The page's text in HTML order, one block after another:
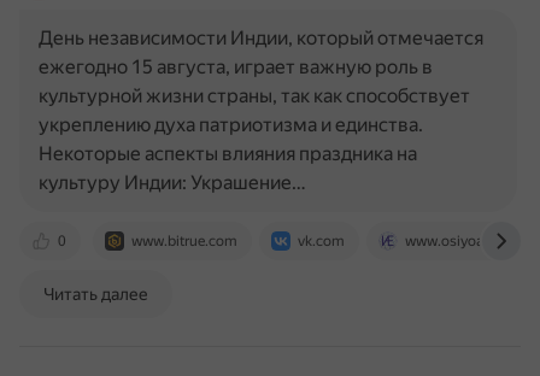
0 www.bitrue.com vk.com www.osiyoavrupo.tj
День независимости Индии, который отмечается
ежегодно 15 августа, играет важную роль в
культурной жизни страны, так как способствует
укреплению духа патриотизма и единства.
Некоторые аспекты влияния праздника на
культуру Индии: Украшение…
Читать далее